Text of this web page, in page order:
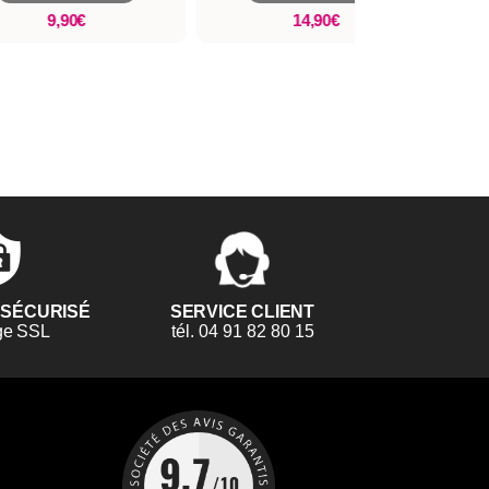
9,90€ 14,90€
SSL
SERVICE CLIENT
tél. 04 91 82 80 15